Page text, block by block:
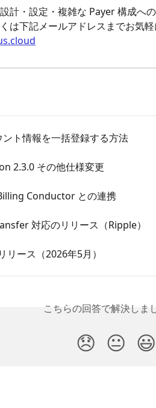
計・設定・複雑な Payer 構成へ
は下記メールアドレスまでお気軽
ト情報を一括登録する方法
2.3.0 その他仕様変更
Conductor との連携
対応のリリース（Ripple）
リース（2026年5月）
こちらの回答で解決しま
😞 😐 😃